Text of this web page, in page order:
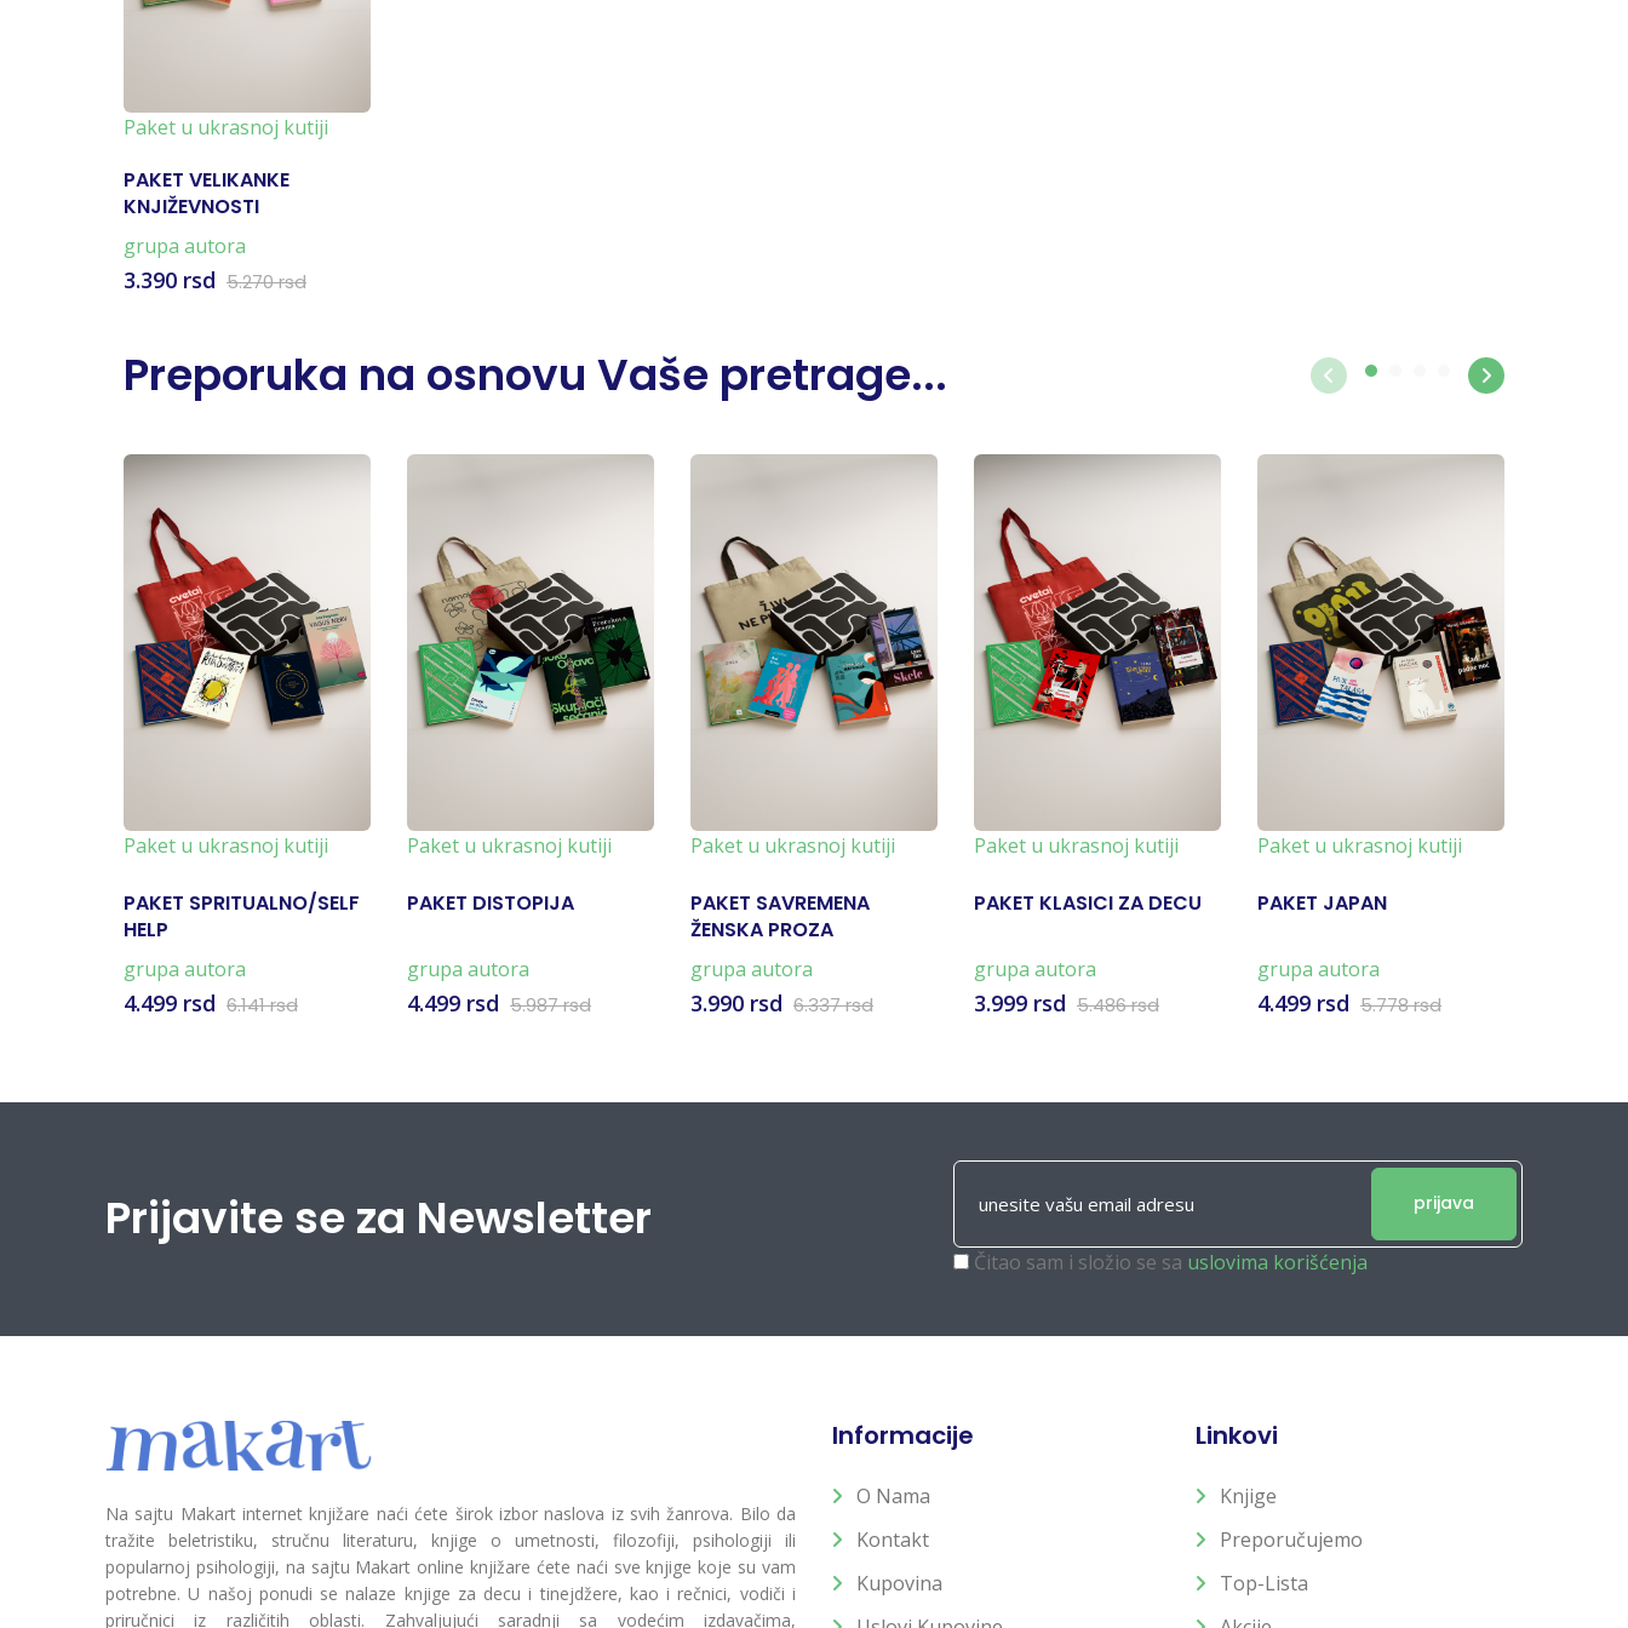
Paket u ukrasnoj kutiji
PAKET VELIKANKE
KNJIŽEVNOSTI
grupa autora
3.390 rsd 5.270 rsd
Preporuka na osnovu Vaše pretrage...
Paket u ukrasnoj kutiji
PAKET SPRITUALNO/SELF
HELP
grupa autora
4.499 rsd 6.141 rsd
Paket u ukrasnoj kutiji
PAKET DISTOPIJA
grupa autora
4.499 rsd 5.987 rsd
Paket u ukrasnoj kutiji
PAKET SAVREMENA
ŽENSKA PROZA
grupa autora
3.990 rsd 6.337 rsd
Paket u ukrasnoj kutiji
PAKET KLASICI ZA DECU
grupa autora
3.999 rsd 5.486 rsd
Paket u ukrasnoj kutiji
PAKET JAPAN
grupa autora
4.499 rsd 5.778 rsd
Prijavite se za Newsletter prijava
Čitao sam i složio se sa uslovima korišćenja
Na sajtu Makart internet knjižare naći ćete širok izbor naslova iz svih žanrova. Bilo da
tražite beletristiku, stručnu literaturu, knjige o umetnosti, filozofiji, psihologiji ili
popularnoj psihologiji, na sajtu Makart online knjižare ćete naći sve knjige koje su vam
potrebne. U našoj ponudi se nalaze knjige za decu i tinejdžere, kao i rečnici, vodiči i
priručnici iz različitih oblasti. Zahvaljujući saradnji sa vodećim izdavačima,
Informacije
O Nama
Kontakt
Kupovina
Linkovi
Knjige
Preporučujemo
Top-Lista